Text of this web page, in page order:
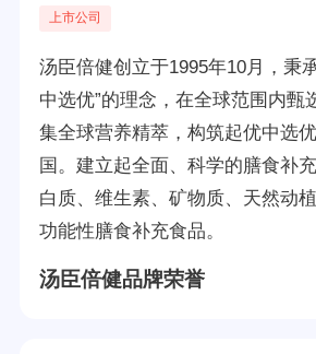
上市公司
汤臣倍健创立于1995年10月，秉
中选优”的理念，在全球范围内甄
集全球营养精萃，构筑起优中选
国。建立起全面、科学的膳食补
白质、维生素、矿物质、天然动
功能性膳食补充食品。
汤臣倍健品牌荣誉